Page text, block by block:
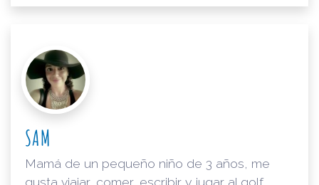
SAM
Mamá de un pequeño niño de 3 años, me